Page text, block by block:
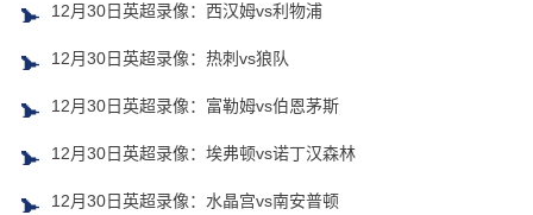
12月30日英超录像：西汉姆vs利物浦
12月30日英超录像：热刺vs狼队
12月30日英超录像：富勒姆vs伯恩茅斯
12月30日英超录像：埃弗顿vs诺丁汉森林
12月30日英超录像：水晶宫vs南安普顿